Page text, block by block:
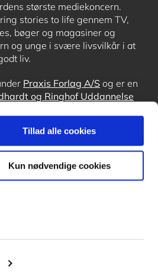
Tillad alle cookies
Kun nødvendige cookies
største mediekoncern.
stories to life gennem TV,
bøger og magasiner og
og unge i svære livsvilkår i at
liv.
Praxis Forlag A/S og er en
og Ringhof Uddannelse
ogForstå.dk.